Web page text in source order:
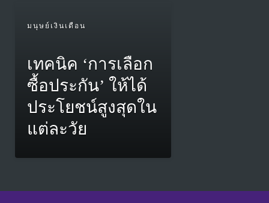
มนุษย์เงินเดือน
เทคนิค ‘การเลือก
ซื้อประกัน’ ให้ได้
ประโยชน์สูงสุดใน
แต่ละวัย